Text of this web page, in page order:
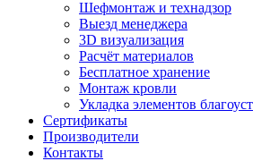
Шефмонтаж и технадзор
Выезд менеджера
3D визуализация
Расчёт материалов
Бесплатное хранение
Монтаж кровли
Укладка элементов
Сертификаты
Производители
Контакты